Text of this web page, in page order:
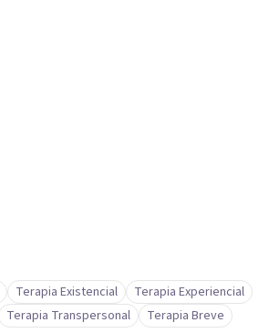
Terapia Existencial
Terapia Experiencial
Terapia Transpersonal Terapia Breve